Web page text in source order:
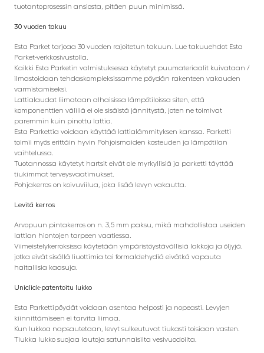
tuotantoprosessin ansiosta, pitäen puun minimissä.
30 vuoden takuu
Esta Parket tarjoaa 30 vuoden rajoitetun takuun. Lue takuuehdot Esta
Parket-verkkosivustolla.
Kaikki Esta Parketin valmistuksessa käytetyt puumateriaalit kuivataan /
ilmastoidaan tehdaskompleksissamme pöydän rakenteen vakauden
varmistamiseksi.
Lattialaudat liimataan alhaisissa lämpötiloissa siten, että
komponenttien välillä ei ole sisäistä jännitystä, joten ne toimivat
paremmin kuin pinottu lattia.
Esta Parkettia voidaan käyttää lattialämmityksen kanssa. Parketti
toimii myös erittäin hyvin Pohjoismaiden kosteuden ja lämpötilan
vaihtelussa.
Tuotannossa käytetyt hartsit eivät ole myrkyllisiä ja parketti täyttää
tiukimmat terveysvaatimukset.
Pohjakerros on koivuviilua, joka lisää levyn vakautta.
Levitä kerros
Arvopuun pintakerros on n. 3,5 mm paksu, mikä mahdollistaa useiden
lattian hiontojen tarpeen vaatiessa.
Viimeistelykerroksissa käytetään ympäristöystävällisiä lakkoja ja öljyjä,
jotka eivät sisällä liuottimia tai formaldehydiä eivätkä vapauta
haitallisia kaasuja.
Uniclick-patentoitu lukko
Esta Parkettipöydät voidaan asentaa helposti ja nopeasti. Levyjen
kiinnittämiseen ei tarvita liimaa.
Kun lukkoa napsautetaan, levyt sulkeutuvat tiukasti toisiaan vasten.
Tiukka lukko suojaa lautoja satunnaisilta vesivuodoilta.